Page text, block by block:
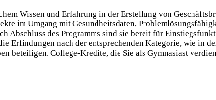
Wissen und Erfahrung in der Erstellung von
im Umgang mit Gesundheitsdaten,
Abschluss des Programms sind sie bereit für
Erfindungen nach der entsprechenden Kategorie, wie in
beteiligen. College-Kredite, die Sie als Gymnasiast